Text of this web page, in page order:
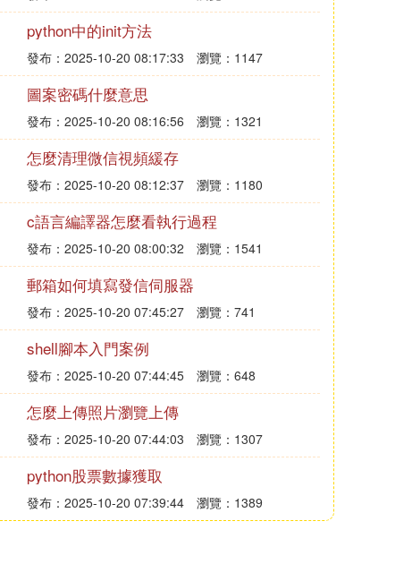
python中的init方法
發布：2025-10-20 08:17:33 瀏覽：1147
圖案密碼什麼意思
發布：2025-10-20 08:16:56 瀏覽：1321
怎麼清理微信視頻緩存
發布：2025-10-20 08:12:37 瀏覽：1180
c語言編譯器怎麼看執行過程
發布：2025-10-20 08:00:32 瀏覽：1541
郵箱如何填寫發信伺服器
發布：2025-10-20 07:45:27 瀏覽：741
shell腳本入門案例
發布：2025-10-20 07:44:45 瀏覽：648
怎麼上傳照片瀏覽上傳
發布：2025-10-20 07:44:03 瀏覽：1307
python股票數據獲取
發布：2025-10-20 07:39:44 瀏覽：1389